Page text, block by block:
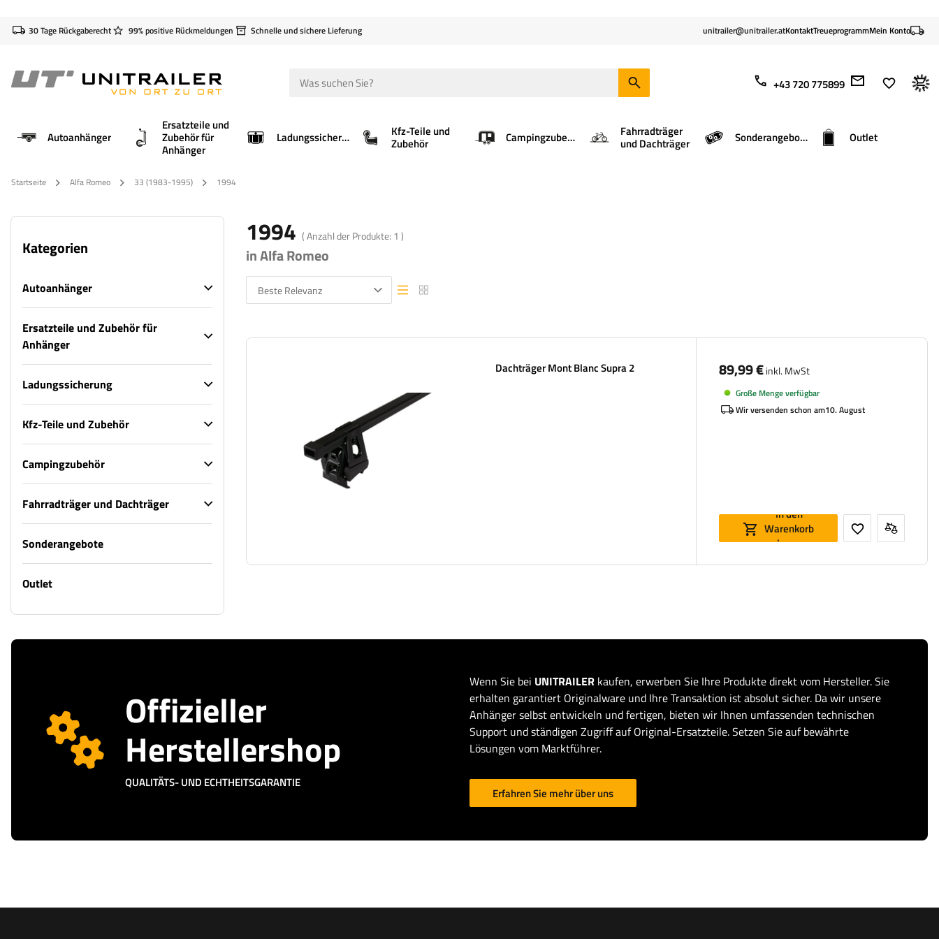
30 Tage Rückgaberecht 99% positive Rückmeldungen Schnelle und sichere Lieferung unitrailer@unitrailer.atKontaktTreueprogrammMein Konto
+43 720 775899
Autoanhänger
Ersatzteile und
Zubehör für
Anhänger
Ladungssicherung Kfz-Teile und
Zubehör Campingzubehör Fahrradträger
und Dachträger Sonderangebote Outlet
Startseite Alfa Romeo 33 (1983-1995) 1994
Kategorien
Autoanhänger
Ersatzteile und Zubehör für
Anhänger
Ladungssicherung
Kfz-Teile und Zubehör
Campingzubehör
Fahrradträger und Dachträger
Sonderangebote
Outlet
1994 ( Anzahl der Produkte: 1 )
in Alfa Romeo
Beste Relevanz Listenansicht
Listenansicht
Dachträger Mont Blanc Supra 2 89,99 €inkl. MwSt
Große Menge verfügbar
Wir versenden schon am10. August
In den
Warenkorb
legen
Offizieller
Herstellershop
QUALITÄTS- UND ECHTHEITSGARANTIE
Wenn Sie bei UNITRAILER kaufen, erwerben Sie Ihre Produkte direkt vom Hersteller. Sie
erhalten garantiert Originalware und Ihre Transaktion ist absolut sicher. Da wir unsere
Anhänger selbst entwickeln und fertigen, bieten wir Ihnen umfassenden technischen
Support und ständigen Zugriff auf Original-Ersatzteile. Setzen Sie auf bewährte
Lösungen vom Marktführer.
Erfahren Sie mehr über uns